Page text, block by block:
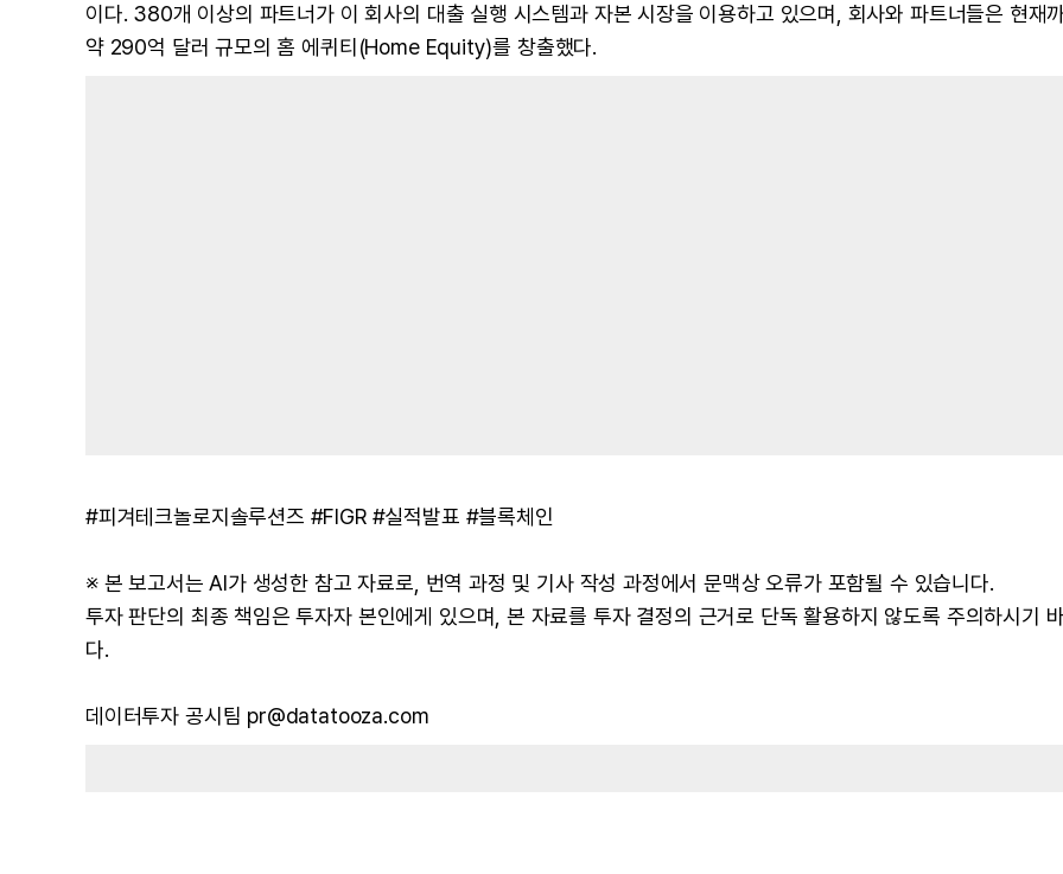
이다. 380개 이상의 파트너가 이 회사의 대출 실행 시스템과 자본 시장을 이용하고 있으며, 회사와 파트너들은 현재
약 290억 달러 규모의 홈 에퀴티(Home Equity)를 창출했다.
#피겨테크놀로지솔루션즈 #FIGR #실적발표 #블록체인
※ 본 보고서는 AI가 생성한 참고 자료로, 번역 과정 및 기사 작성 과정에서 문맥상 오류가 포함될 수 있습니다.
투자 판단의 최종 책임은 투자자 본인에게 있으며, 본 자료를 투자 결정의 근거로 단독 활용하지 않도록 주의하시기
다.
데이터투자 공시팀 pr@datatooza.com